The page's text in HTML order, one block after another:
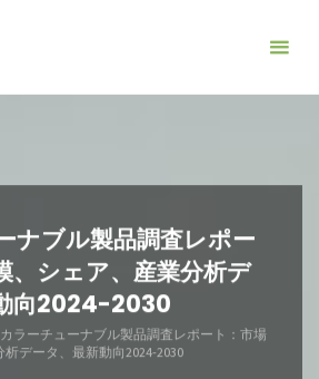
ナブル製品調査レポー
、シェア、産業分析デ
向2024-2030
カラーチューナブル製品調査レポート：市場
データ、最新動向2024-2030